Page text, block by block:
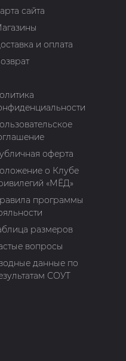
сайта
и оплата
оферта
о Клубе
«МЁД»
программы
размеров
вопросы
данные по
СОУТ